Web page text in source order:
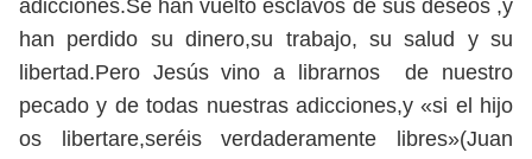
adicciones.Se han vuelto esclavos de sus deseos ,y
han perdido su dinero,su trabajo, su salud y su
libertad.Pero Jesús vino a librarnos de nuestro
pecado y de todas nuestras adicciones,y «si el hijo
os libertare,seréis verdaderamente libres»(Juan